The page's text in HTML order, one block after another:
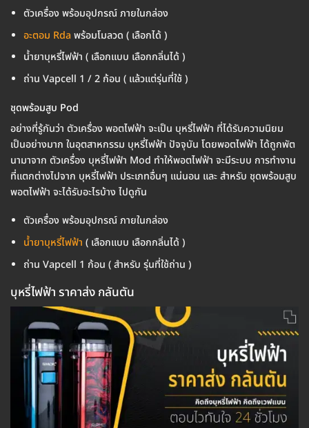
ตัวเครื่อง พร้อมอุปกรณ์ ภายในกล่อง
อะตอม Rda พร้อมโมลวด ( เลือกได้ )
น้ำยาบุหรี่ไฟฟ้า ( เลือกแบบ เลือกกลิ่นได้ )
ถ่าน Vapcell 1 / 2 ก้อน ( แล้วแต่รุ่นที่ใช้ )
ชุดพร้อมสูบ Pod
อย่างที่รู้กันว่า ตัวเครื่อง พอตไฟฟ้า จะเป็น บุหรี่ไฟฟ้า ที่ได้รับความนิยม
เป็นอย่างมาก ในอุตสาหกรรม บุหรี่ไฟฟ้า ปัจจุบัน โดยพอตไฟฟ้า ได้ถูกพัต
นามาจาก ตัวเครื่อง บุหรี่ไฟฟ้า Mod ทำให้พอตไฟฟ้า จะมีระบบ การทำงาน
ที่แตกต่างไปจาก บุหรี่ไฟฟ้า ประเภทอื่นๆ แน่นอน และ สำหรับ ชุดพร้อมสูบ
พอตไฟฟ้า จะได้รับอะไรบ้าง ไปดูกัน
ตัวเครื่อง พร้อมอุปกรณ์ ภายในกล่อง
น้ำยาบุหรี่ไฟฟ้า ( เลือกแบบ เลือกกลิ่นได้ )
ถ่าน Vapcell 1 ก้อน ( สำหรับ รุ่นที่ใช้ถ่าน )
บุหรี่ไฟฟ้า ราคาส่ง กลันตัน